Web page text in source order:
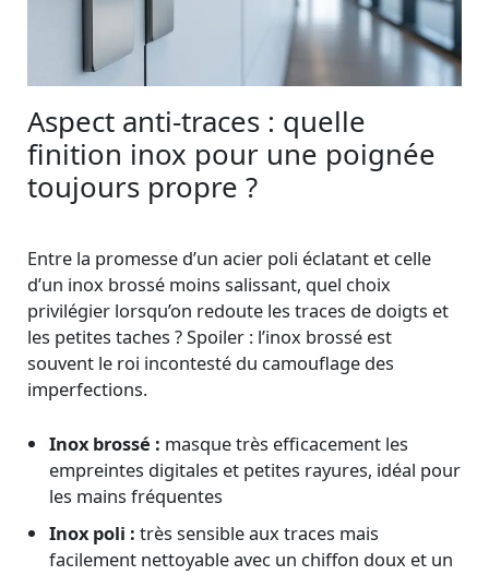
Aspect anti-traces : quelle
finition inox pour une poignée
toujours propre ?
Entre la promesse d’un acier poli éclatant et celle
d’un inox brossé moins salissant, quel choix
privilégier lorsqu’on redoute les traces de doigts et
les petites taches ? Spoiler : l’inox brossé est
souvent le roi incontesté du camouflage des
imperfections.
Inox brossé : masque très efficacement les
empreintes digitales et petites rayures, idéal pour
les mains fréquentes
Inox poli : très sensible aux traces mais
facilement nettoyable avec un chiffon doux et un